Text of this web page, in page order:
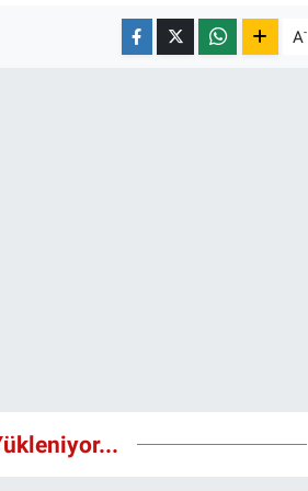
A-